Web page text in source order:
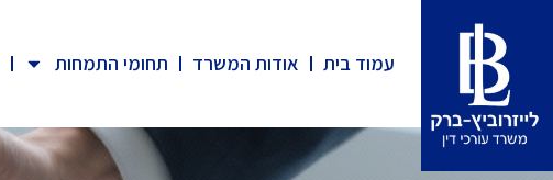
עמוד בית אודות המשרד תחומי התמחות